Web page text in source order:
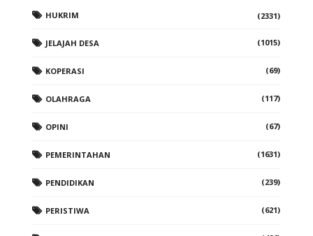
HUKRIM (2331)
JELAJAH DESA (1015)
KOPERASI (69)
OLAHRAGA (117)
OPINI (67)
PEMERINTAHAN (1631)
PENDIDIKAN (239)
PERISTIWA (621)